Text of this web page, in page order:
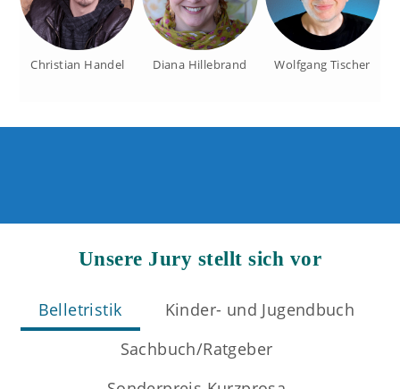
Christian Handel Diana Hillebrand Wolfgang Tischer
Unsere Jury stellt sich vor
Belletristik
Kinder- und Jugendbuch
Sachbuch/Ratgeber